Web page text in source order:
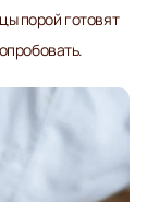
порой готовят